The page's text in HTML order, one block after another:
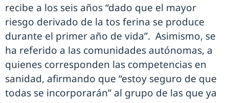
recibe a los seis años “dado que el mayor
riesgo derivado de la tos ferina se produce
durante el primer año de vida”. Asimismo, se
ha referido a las comunidades autónomas, a
quienes corresponden las competencias en
sanidad, afirmando que “estoy seguro de que
todas se incorporarán” al grupo de las que ya